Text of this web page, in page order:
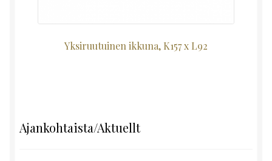
Yksiruutuinen ikkuna, K157 x L92
Ajankohtaista/Aktuellt